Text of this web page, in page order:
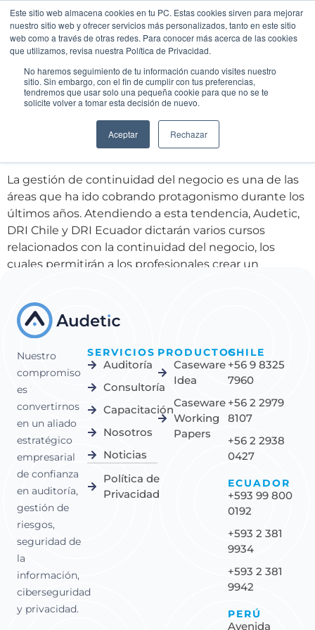
Este sitio web almacena cookies en tu PC. Estas cookies sirven para mejorar
nuestro sitio web y ofrecer servicios más personalizados, tanto en este sitio
web como a través de otras redes. Para conocer más acerca de las cookies
que utilizamos, revisa nuestra Política de Privacidad.
No haremos seguimiento de tu información cuando visites nuestro
sitio. Sin embargo, con el fin de cumplir con tus preferencias,
tendremos que usar solo una pequeña cookie para que no se te
solicite volver a tomar esta decisión de nuevo.
Aceptar Rechazar
Chile | Ecuador | Perú ¿Auditando por
muestras? Audite la
población completa
Profundice sus
conocimientos en
continuidad del negocio
con DRI Chile, DRI
Ecuador y Audetic
La gestión de continuidad del negocio es una de las
áreas que ha ido cobrando protagonismo durante los
últimos años. Atendiendo a esta tendencia, Audetic,
DRI Chile y DRI Ecuador dictarán varios cursos
relacionados con la continuidad del negocio, los
cuales permitirán a los profesionales crear un
Nuestro
compromiso
es
convertirnos
en un aliado
estratégico
empresarial
de confianza
en auditoría,
gestión de
riesgos,
seguridad de
la
información,
ciberseguridad
y privacidad.
SERVICIOS
Auditoría
Consultoría
Capacitación
Nosotros
Noticias
Política de
Privacidad
PRODUCTOS
Caseware
Idea
Caseware
Working
Papers
CHILE
+56 9 8325
7960
+56 2 2979
8107
+56 2 2938
0427
ECUADOR
+593 99 800
0192
+593 2 381
9934
+593 2 381
9942
PERÚ
Avenida